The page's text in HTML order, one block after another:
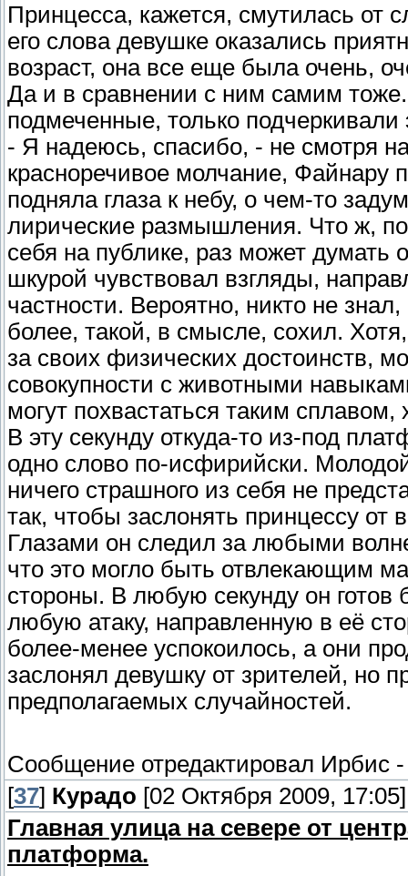
Принцесса, кажется, смутилась от
его слова девушке оказались
возраст, она все еще была очень,
Да и в сравнении с ним самим
подмеченные, только подчеркивали
- Я надеюсь, спасибо, - не смотря
красноречивое молчание, Файнару
подняла глаза к небу, о чем-то
лирические размышления. Что ж,
себя на публике, раз может думать
шкурой чувствовал взгляды,
частности. Вероятно, никто не
более, такой, в смысле, сохил.
за своих физических достоинств,
совокупности с животными
могут похвастаться таким
В эту секунду откуда-то из-под
одно слово по-исфирийски.
ничего страшного из себя не
так, чтобы заслонять принцессу
Глазами он следил за любыми
что это могло быть отвлекающим
стороны. В любую секунду он
любую атаку, направленную в её
более-менее успокоилось, а они
заслонял девушку от зрителей, но
предполагаемых случайностей.
Сообщение отредактировал Ирбис
[37] Курадо [02 Октября 2009, 17:05]
Главная улица на севере от
платформа.